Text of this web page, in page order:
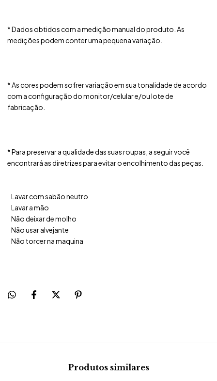
* Dados obtidos com a medição manual do produto. As
medições podem conter uma pequena variação.
* As cores podem sofrer variação em sua tonalidade de acordo
com a configuração do monitor/celular e/ou lote de
fabricação.
* Para preservar a qualidade das suas roupas, a seguir você
encontrará as diretrizes para evitar o encolhimento das peças.
Lavar com sabão neutro
Lavar a mão
Não deixar de molho
Não usar alvejante
Não torcer na maquina
Produtos similares